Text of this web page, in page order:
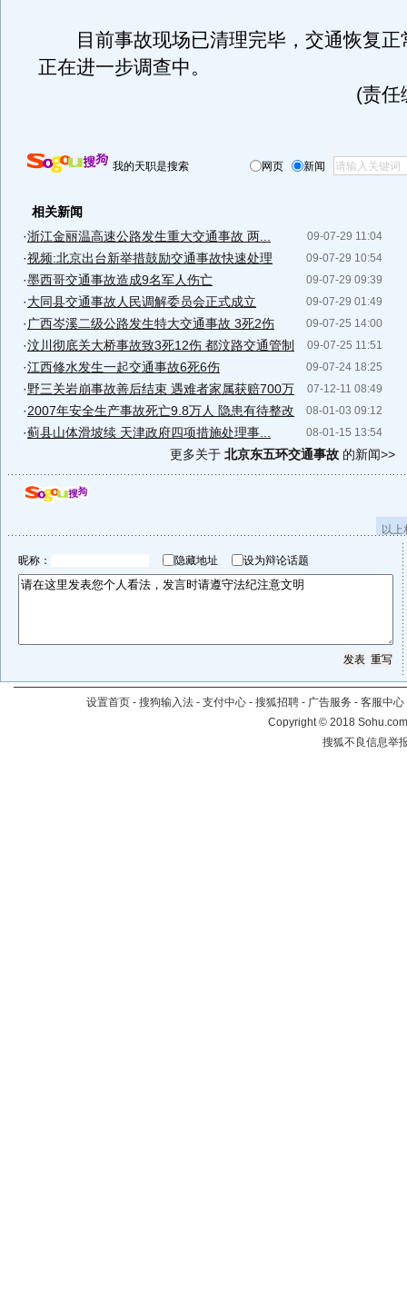
目前事故现场已清理完毕，交通恢复正
正在进一步调查中。
(责任
我的天职是搜索 网页 新闻
相关新闻
09-07-29 11:04
·浙江金丽温高速公路发生重大交通事故 两...
09-07-29 10:54
·视频:北京出台新举措鼓励交通事故快速处理
09-07-29 09:39
·墨西哥交通事故造成9名军人伤亡
09-07-29 01:49
·大同县交通事故人民调解委员会正式成立
09-07-25 14:00
· 广西岑溪二级公路发生特大交通事故 3死2伤
09-07-25 11:51
·汶川彻底关大桥事故致3死12伤 都汶路交通管制
09-07-24 18:25
·江西修水发生一起交通事故6死6伤
07-12-11 08:49
·野三关岩崩事故善后结束 遇难者家属获赔700万
08-01-03 09:12
·2007年安全生产事故死亡9.8万人 隐患有待整改
08-01-15 13:54
·蓟县山体滑坡续 天津政府四项措施处理事...
更多关于 北京东五环交通事故 的新闻>>
以
昵称： 隐藏地址 设为辩论话题
设置首页 - 搜狗输入法 - 支付中心 - 搜狐招聘 - 广告服务 - 客服中心
Copyright©2018
搜狐不良信息举